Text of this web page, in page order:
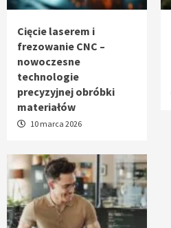
Cięcie laserem i
frezowanie CNC –
nowoczesne
technologie
precyzyjnej obróbki
materiałów
10 marca 2026